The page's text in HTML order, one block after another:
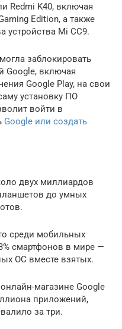
Redmi K40, включая
Edition, а также
устройства Mi CC9.
заблокировать
Google, включая
Google Play, на свои
установку ПО
войти в
Google или создать
двух миллиардов
до умных
среди мобильных
смартфонов в мире —
ОС вместе взятых.
магазине Google
приложений,
за три.